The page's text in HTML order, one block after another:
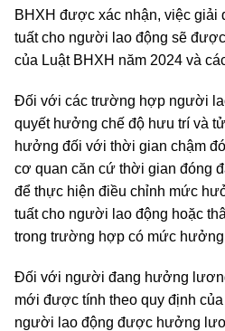
BHXH được xác nhận, việc giải
tuất cho người lao động sẽ
của Luật BHXH năm 2024 và
Đối với các trường hợp người
quyết hưởng chế độ hưu trí và
hưởng đối với thời gian chậm
cơ quan căn cứ thời gian đóng
để thực hiện điều chỉnh mức
tuất cho người lao động hoặc
trong trường hợp có mức
Đối với người đang hưởng
mới được tính theo quy định
người lao động được hưởng